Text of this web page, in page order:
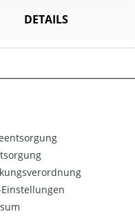
DETAILS
Einstellungen